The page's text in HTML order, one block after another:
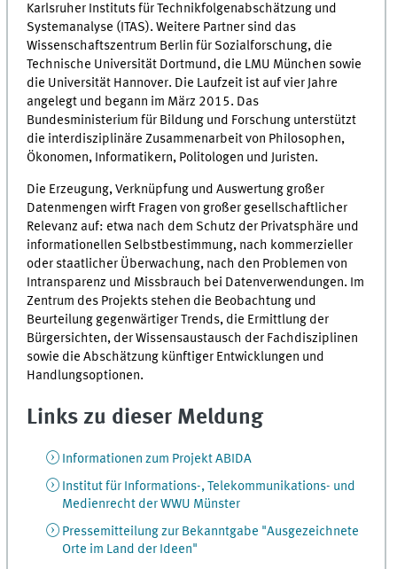
Karlsruher Instituts für Technikfolgenabschätzung und
Systemanalyse (ITAS). Weitere Partner sind das
Wissenschaftszentrum Berlin für Sozialforschung, die
Technische Universität Dortmund, die LMU München sowie
die Universität Hannover. Die Laufzeit ist auf vier Jahre
angelegt und begann im März 2015. Das
Bundesministerium für Bildung und Forschung unterstützt
die interdisziplinäre Zusammenarbeit von Philosophen,
Ökonomen, Informatikern, Politologen und Juristen.
Die Erzeugung, Verknüpfung und Auswertung großer
Datenmengen wirft Fragen von großer gesellschaftlicher
Relevanz auf: etwa nach dem Schutz der Privatsphäre und
informationellen Selbstbestimmung, nach kommerzieller
oder staatlicher Überwachung, nach den Problemen von
Intransparenz und Missbrauch bei Datenverwendungen. Im
Zentrum des Projekts stehen die Beobachtung und
Beurteilung gegenwärtiger Trends, die Ermittlung der
Bürgersichten, der Wissensaustausch der Fachdisziplinen
sowie die Abschätzung künftiger Entwicklungen und
Handlungsoptionen.
Links zu dieser Meldung
Informationen zum Projekt ABIDA
Institut für Informations-, Telekommunikations- und
Medienrecht der WWU Münster
Pressemitteilung zur Bekanntgabe "Ausgezeichnete
Orte im Land der Ideen"